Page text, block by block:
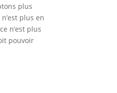
plus
plus en
n’est plus
pouvoir